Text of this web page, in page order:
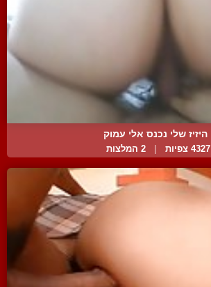
היזיז שלי נכנס אלי עמוק
4327 צפיות 2 המלצות